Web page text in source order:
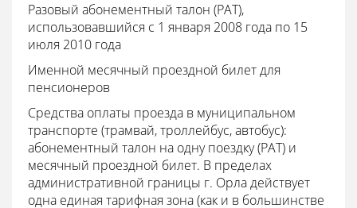
Разовый абонементный талон (РАТ),
использовавшийся с 1 января 2008 года по 15
июля 2010 года
Именной месячный проездной билет для
пенсионеров
Средства оплаты проезда в муниципальном
транспорте (трамвай, троллейбус, автобус):
абонементный талон на одну поездку (РАТ) и
месячный проездной билет. В пределах
административной границы г. Орла действует
одна единая тарифная зона (как и в большинстве